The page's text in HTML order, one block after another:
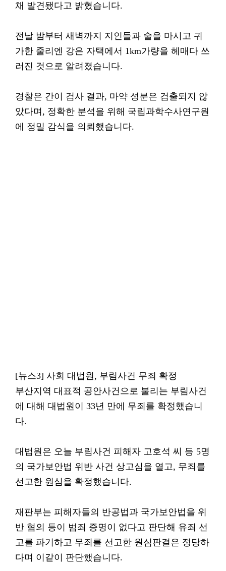
채 발견됐다고 밝혔습니다.
전날 밤부터 새벽까지 지인들과 술을 마시고 귀
가한 줄리엔 강은 자택에서 1km가량을 헤매다 쓰
러진 것으로 알려졌습니다.
경찰은 간이 검사 결과, 마약 성분은 검출되지 않
았다며, 정확한 분석을 위해 국립과학수사연구원
에 정밀 감식을 의뢰했습니다.
[뉴스3] 사회 대법원, 부림사건 무죄 확정
부산지역 대표적 공안사건으로 불리는 부림사건
에 대해 대법원이 33년 만에 무죄를 확정했습니
다.
대법원은 오늘 부림사건 피해자 고호석 씨 등 5명
의 국가보안법 위반 사건 상고심을 열고, 무죄를
선고한 원심을 확정했습니다.
재판부는 피해자들의 반공법과 국가보안법을 위
반 혐의 등이 범죄 증명이 없다고 판단해 유죄 선
고를 파기하고 무죄를 선고한 원심판결은 정당하
다며 이같이 판단했습니다.